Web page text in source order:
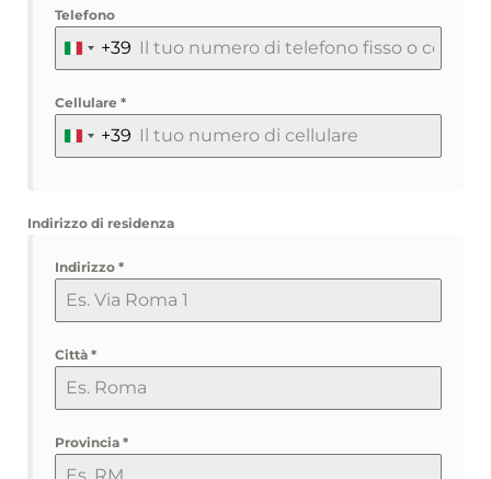
Telefono
ITALY
+39
Cellulare *
ITALY
+39
Indirizzo di residenza
Indirizzo *
Città *
Provincia *